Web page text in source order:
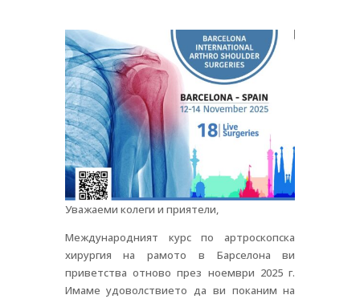
Уважаеми колеги и приятели,
Международният курс по артроскопска
хирургия на рамото в Барселона ви
приветства отново през ноември 2025 г.
Имаме удоволствието да ви поканим на